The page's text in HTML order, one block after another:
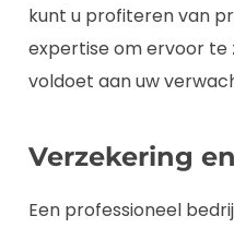
kunt u profiteren van
expertise om ervoor
voldoet aan uw
Verzekering
Een professioneel